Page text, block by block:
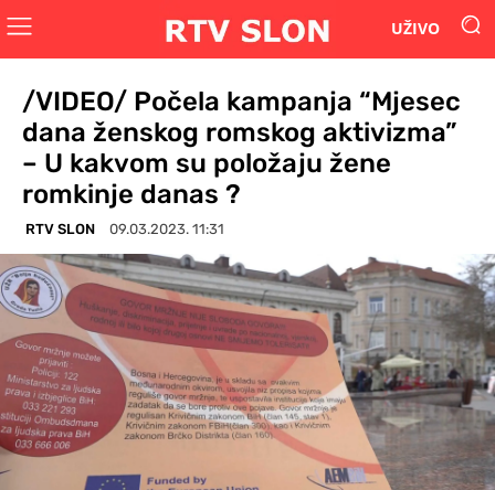
UŽIVO
/VIDEO/ Počela kampanja “Mjesec
dana ženskog romskog aktivizma”
– U kakvom su položaju žene
romkinje danas ?
RTV SLON 09.03.2023. 11:31